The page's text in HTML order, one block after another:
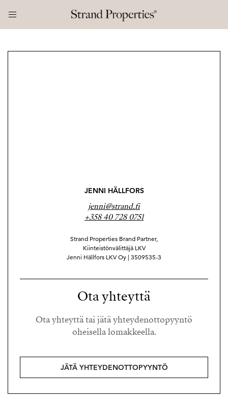
JENNI HÄLLFORS
jenni@strand.fi
+358 40 728 0751
Strand Properties Brand Partner,
Kiinteistönvälittäjä LKV
Jenni Hällfors LKV Oy | 3509535-3
Ota yhteyttä
Ota yhteyttä tai jätä yhteydenottopyyntö
oheisella lomakkeella.
JÄTÄ YHTEYDENOTTOPYYNTÖ